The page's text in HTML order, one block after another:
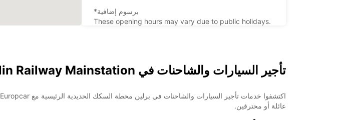
*برسوم إضافية
These opening hours may vary due to public holidays.
خط سير الرحلة
تأجير السيارات والشاحنات في Berlin Railway Mainstation
عائلة أو محترفين.